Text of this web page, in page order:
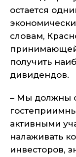
остается
словам,
получить
дивидендов.
– Мы должны
активными
налаживать
инвесторов,